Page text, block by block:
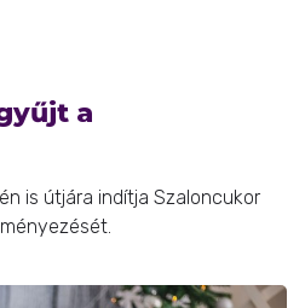
a
is útjára indítja Szaloncukor